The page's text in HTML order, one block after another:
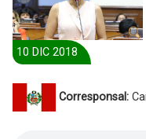
10 DIC 2018
Corresponsal: